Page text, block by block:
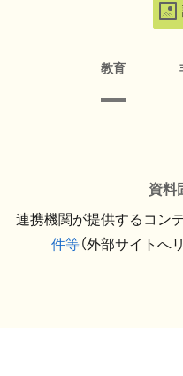
教育
資料
連携機関が提供するコン
件等（外部サイトへ